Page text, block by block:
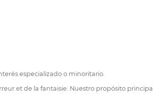
especializado o minoritario.
et de la fantaisie. Nuestro propósito